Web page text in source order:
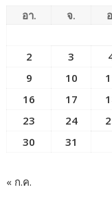
อา. จ.
2
3
9
10
16
17
23
24
30
31
« ก.ค.